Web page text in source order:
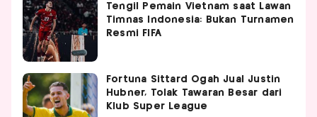
Tengil Pemain Vietnam saat Lawan
Timnas Indonesia: Bukan Turnamen
Resmi FIFA
Fortuna Sittard Ogah Jual Justin
Hubner, Tolak Tawaran Besar dari
Klub Super League